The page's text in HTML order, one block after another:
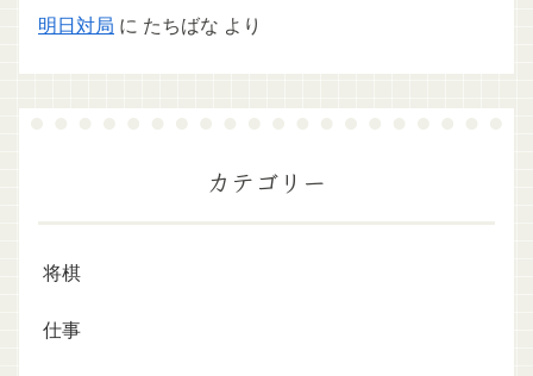
明日対局 に たちばな より
カテゴリー
将棋
仕事